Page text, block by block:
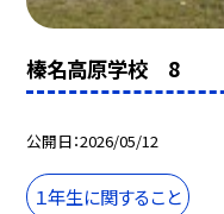
榛名高原学校 8
公開日 2026/05/12
１年生に関すること